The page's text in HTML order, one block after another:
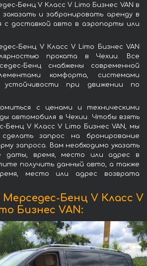
Бенц V Класс V Limo Бизнес VAN в
и забронировать аренду в
с доставкой авто в аэропорты или
Бенц V Класс V Limo Бизнес VAN
проката в Чехии. Все
Бенц снабжены современной
комфорта, системами
устойчивости при движении по
с ценами и техническими
автомобиля в Чехии. Чтобы взять
Бенц V Класс V Limo Бизнес VAN, мы
запрос на бронирование
запроса. Вам необходимо указать
даты, время, место или адрес в
получить данный авто, а также
место или адрес возврата
Бенц V Класс V
Бизнес VAN: